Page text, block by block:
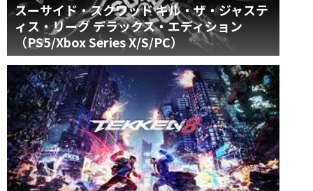
スーサイド・スクワッド キル・ザ・ジャステ
ィス・リーグ デラックス・エディション
（PS5/Xbox Series X/S/PC）